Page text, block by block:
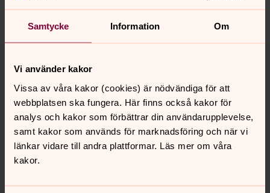
Samtycke Information Om
Vi använder kakor
Vissa av våra kakor (cookies) är nödvändiga för att
webbplatsen ska fungera. Här finns också kakor för
analys och kakor som förbättrar din användarupplevelse,
samt kakor som används för marknadsföring och när vi
länkar vidare till andra plattformar. Läs mer om våra
kakor.
behandla de personuppgifter du lämnar till oss.
Systemleverantörerna behandlar personuppgifterna på
innebär att de inte får använda uppgifterna för egna
Vi kan komma att diarieföra handlingar som inkommer
till eller upprättas hos oss. Dina personuppgifter kan
även komma att lämnas ut i enlighet med den
inomkyrkliga offentlighetsprincipen, vilket framgår av 11 §
lagen om Svenska kyrkan.